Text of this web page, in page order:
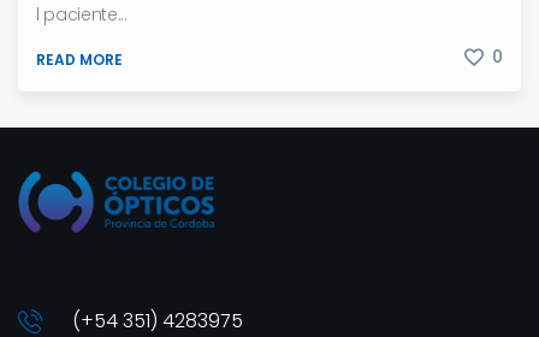
l paciente...
READ MORE 0
(+54 351) 4283975